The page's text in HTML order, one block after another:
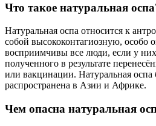
Что такое натуральная
Натуральная оспа относится к
собой высококонтагиозную,
восприимчивы все люди, если у
полученного в результате
или вакцинации. Натуральная
распространена в Азии и Африке.
Чем опасна натуральная